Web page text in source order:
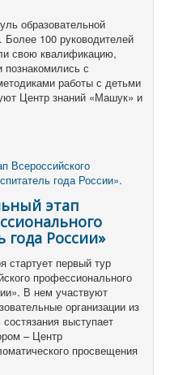
образовательной
100 руководителей
свою квалификацию,
познакомились с
работы с детьми
Центр знаний «Машук» и
этап
года России»
стартует первый тур
профессионального
В нем участвуют
организации из
выступает
– Центр
просвещения